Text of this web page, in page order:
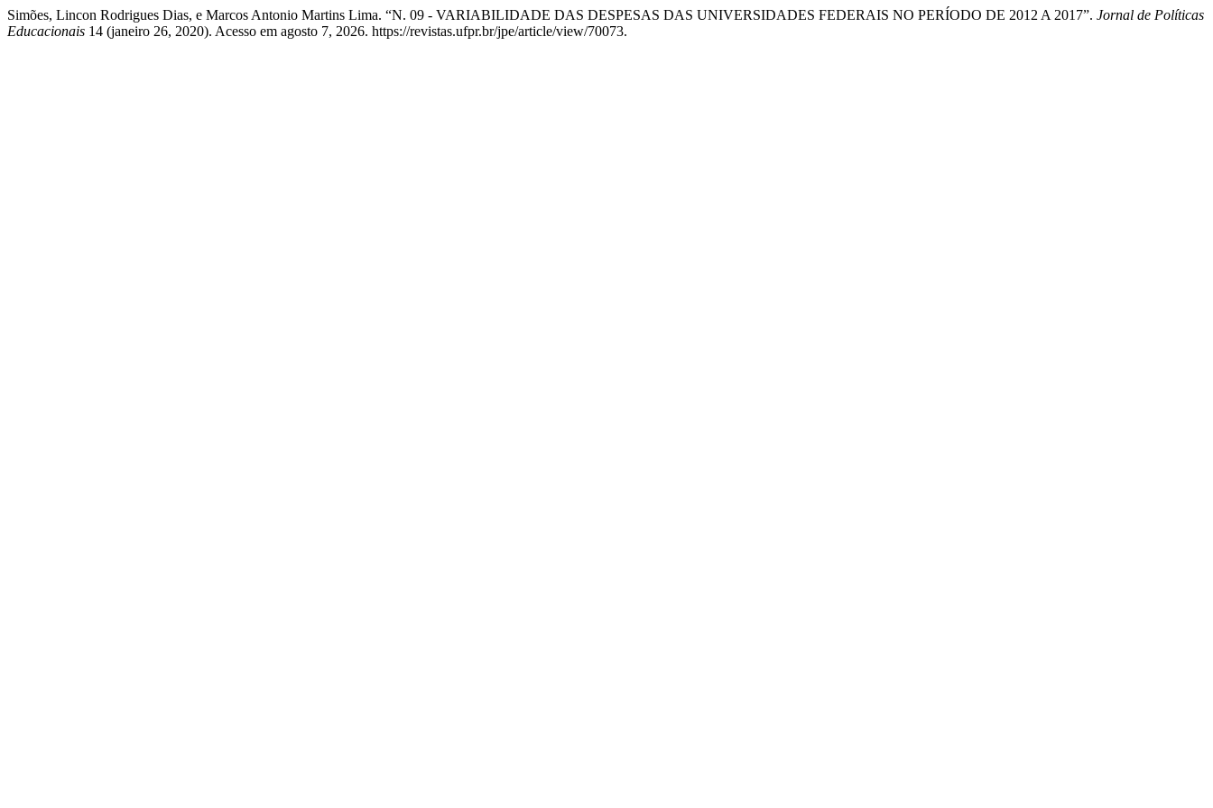
Simões, Lincon Rodrigues Dias, e Marcos Antonio Martins Lima. “N. 09 - VARIABILIDADE DAS DESPESAS DAS UNIVERSIDADES FEDERAIS NO PERÍODO DE 2012 A 2017”. Jornal de Políticas
Educacionais 14 (janeiro 26, 2020). Acesso em agosto 7, 2026. https://revistas.ufpr.br/jpe/article/view/70073.